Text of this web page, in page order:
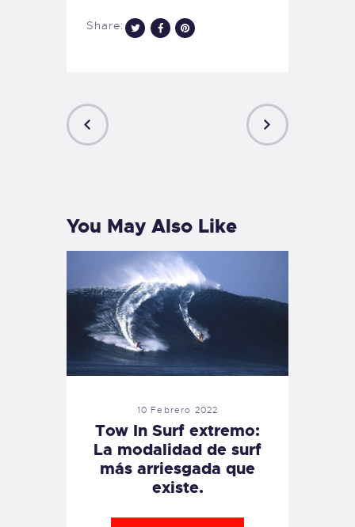
Share:
You May Also Like
10 Febrero 2022
Tow In Surf extremo:
La modalidad de surf
más arriesgada que
existe.